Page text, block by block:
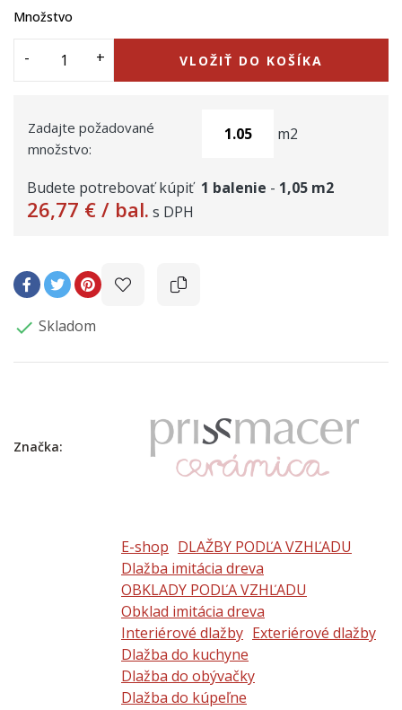
Množstvo
VLOŽIŤ DO KOŠÍKA
Zadajte požadované
množstvo:
m2
Budete potrebovať kúpiť 1 balenie - 1,05 m2
26,77 € / bal. s DPH
 Skladom
Značka:
E-shop DLAŽBY PODĽA VZHĽADU
Dlažba imitácia dreva
OBKLADY PODĽA VZHĽADU
Obklad imitácia dreva
Interiérové dlažby Exteriérové dlažby
Dlažba do kuchyne
Dlažba do obývačky
Dlažba do kúpeľne